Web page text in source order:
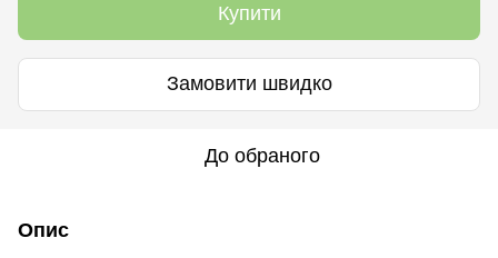
Купити
Замовити швидко
До обраного
Опис